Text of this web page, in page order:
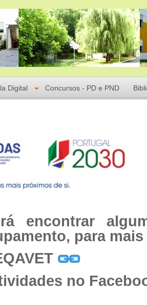
Digital Concursos - PD e PND
encontrar
para
no